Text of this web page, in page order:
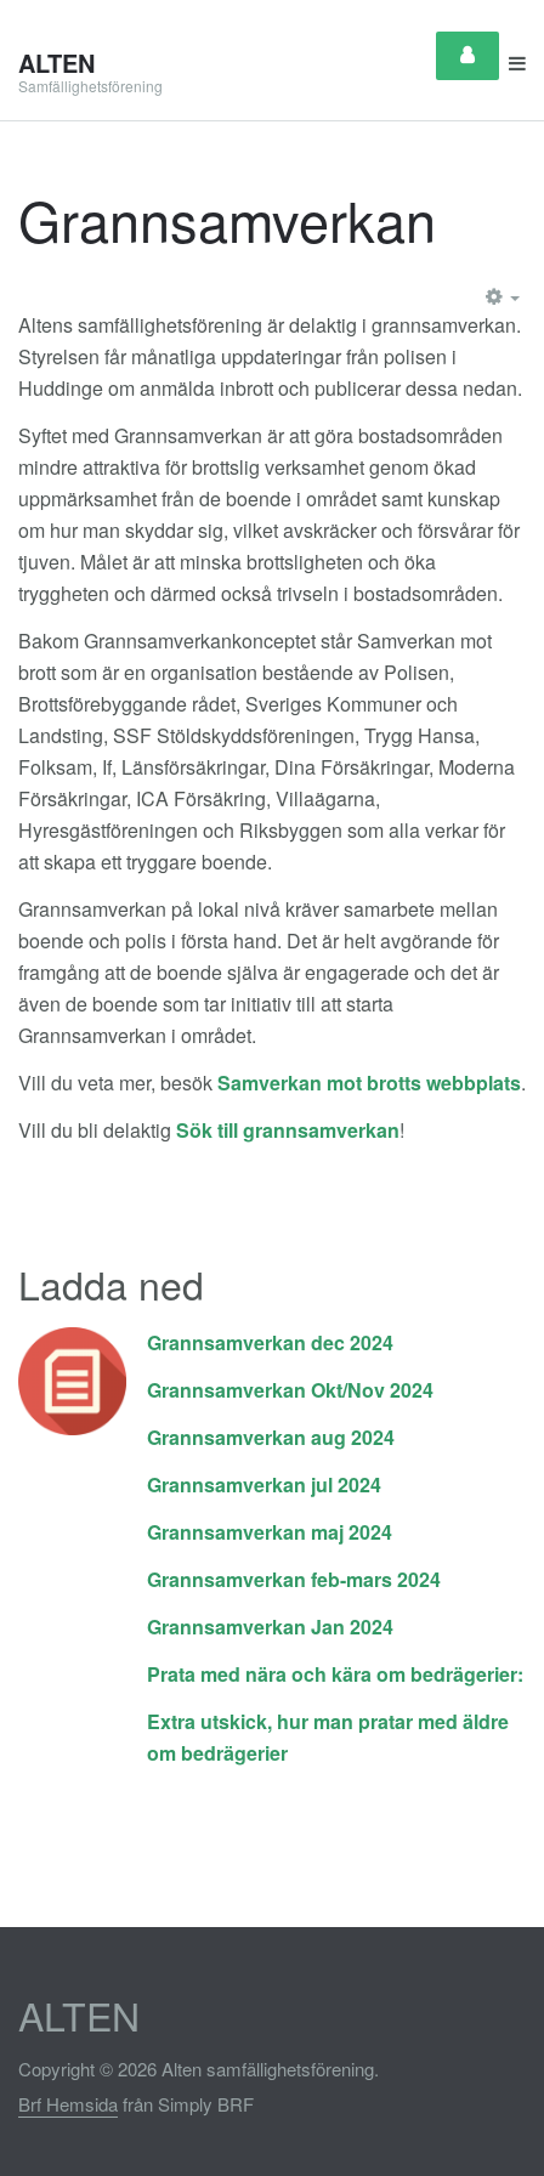
ALTEN
Samfällighetsförening
Grannsamverkan
Altens samfällighetsförening är delaktig i grannsamverkan.
Styrelsen får månatliga uppdateringar från polisen i
Huddinge om anmälda inbrott och publicerar dessa nedan.
Syftet med Grannsamverkan är att göra bostadsområden
mindre attraktiva för brottslig verksamhet genom ökad
uppmärksamhet från de boende i området samt kunskap
om hur man skyddar sig, vilket avskräcker och försvårar för
tjuven. Målet är att minska brottsligheten och öka
tryggheten och därmed också trivseln i bostadsområden.
Bakom Grannsamverkankonceptet står Samverkan mot
brott som är en organisation bestående av Polisen,
Brottsförebyggande rådet, Sveriges Kommuner och
Landsting, SSF Stöldskyddsföreningen, Trygg Hansa,
Folksam, If, Länsförsäkringar, Dina Försäkringar, Moderna
Försäkringar, ICA Försäkring, Villaägarna,
Hyresgästföreningen och Riksbyggen som alla verkar för
att skapa ett tryggare boende.
Grannsamverkan på lokal nivå kräver samarbete mellan
boende och polis i första hand. Det är helt avgörande för
framgång att de boende själva är engagerade och det är
även de boende som tar initiativ till att starta
Grannsamverkan i området.
Vill du veta mer, besökSamverkan mot brotts webbplats.
Vill du bli delaktig Sök till grannsamverkan!
Ladda ned
Grannsamverkan dec 2024
Grannsamverkan Okt/Nov 2024
Grannsamverkan aug 2024
Grannsamverkan jul 2024
Grannsamverkan maj 2024
Grannsamverkan feb-mars 2024
Grannsamverkan Jan 2024
Prata med nära och kära om bedrägerier:
Extra utskick, hur man pratar med äldre
om bedrägerier
ALTEN
Copyright © 2026 Alten samfällighetsförening.
Brf Hemsidafrån Simply BRF